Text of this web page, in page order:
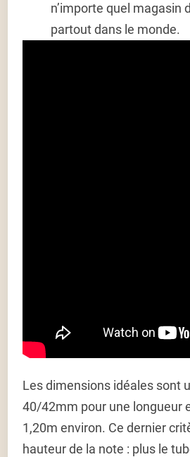
n’importe quel magasin
partout dans le monde.
Les dimensions idéales sont
40/42mm pour une longueur
1,20m environ. Ce dernier
hauteur de la note : plus le